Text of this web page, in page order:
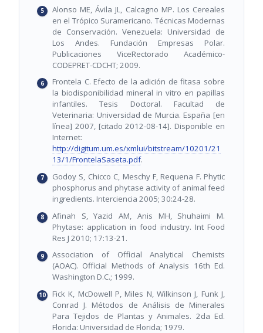
Alonso ME, Ávila JL, Calcagno MP. Los Cereales
en el Trópico Suramericano. Técnicas Modernas
de Conservación. Venezuela: Universidad de
Los Andes. Fundación Empresas Polar.
Publicaciones ViceRectorado Académico-
CODEPRET-CDCHT; 2009.
Frontela C. Efecto de la adición de fitasa sobre
la biodisponibilidad mineral in vitro en papillas
infantiles. Tesis Doctoral. Facultad de
Veterinaria: Universidad de Murcia. España [en
línea] 2007, [citado 2012-08-14]. Disponible en
Internet:
http://digitum.um.es/xmlui/bitstream/10201/21
13/1/FrontelaSaseta.pdf.
Godoy S, Chicco C, Meschy F, Requena F. Phytic
phosphorus and phytase activity of animal feed
ingredients. Interciencia 2005; 30:24-28.
Afinah S, Yazid AM, Anis MH, Shuhaimi M.
Phytase: application in food industry. Int Food
Res J 2010; 17:13-21.
Association of Official Analytical Chemists
(AOAC). Official Methods of Analysis 16th Ed.
Washington D.C.; 1999.
Fick K, McDowell P, Miles N, Wilkinson J, Funk J,
Conrad J. Métodos de Análisis de Minerales
Para Tejidos de Plantas y Animales. 2da Ed.
Florida: Universidad de Florida; 1979.